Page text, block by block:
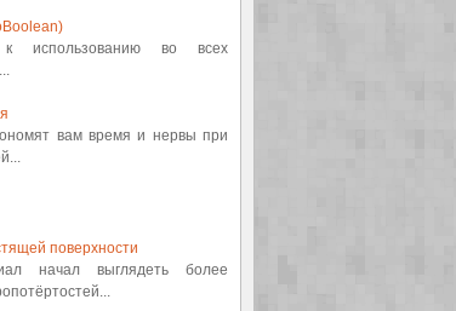
использованию во всех
вам время и нервы при
поверхности
начал выглядеть более